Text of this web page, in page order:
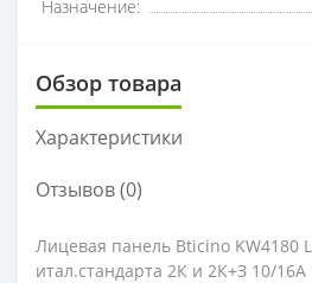
Назначение:
Обзор товара
Характеристики
Отзывов (0)
Лицевая панель Bticino KW4180
итал.стандарта 2К и 2К+З 10/